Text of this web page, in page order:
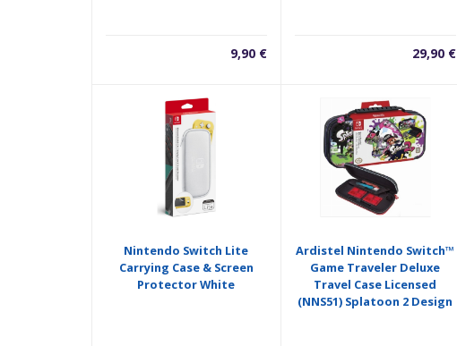
9,90 € 29,90 €
Nintendo Switch Lite
Carrying Case & Screen
Protector White
Ardistel Nintendo Switch™
Game Traveler Deluxe
Travel Case Licensed
(NNS51) Splatoon 2 Design